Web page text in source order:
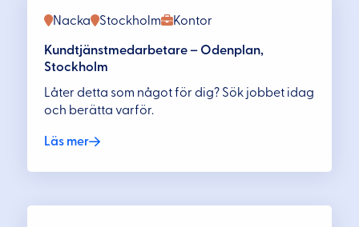
Kontor
Nacka Stockholm
Kundtjänstmedarbetare – Odenplan,
Stockholm
Låter detta som något för dig? Sök jobbet idag
och berätta varför.
Läs mer